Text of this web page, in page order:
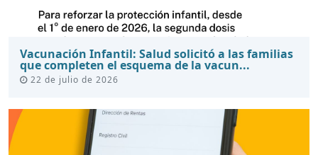
Vacunación Infantil: Salud solicitó a las familias
que completen el esquema de la vacun...
22 de julio de 2026